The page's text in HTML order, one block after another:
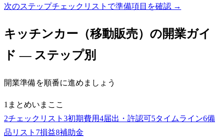
次のステップチェックリストで準備項目を確認 →
キッチンカー（移動販売） の開業ガイ
ド — ステップ別
開業準備を順番に進めましょう
1 まとめいまここ
2チェックリスト 3初期費用4届出・許認可5タイムライン6備
品リスト 7損益8補助金